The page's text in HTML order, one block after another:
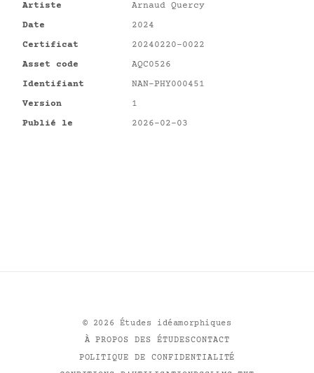
Artiste
Arnaud Quercy
Date
2024
Certificat
20240220-0022
Asset code
AQC0526
Identifiant
NAN-PHY000451
Version
1
Publié le
2026-02-03
© 2026 Études idéamorphiques
À PROPOS DES ÉTUDESCONTACT
POLITIQUE DE CONFIDENTIALITÉ